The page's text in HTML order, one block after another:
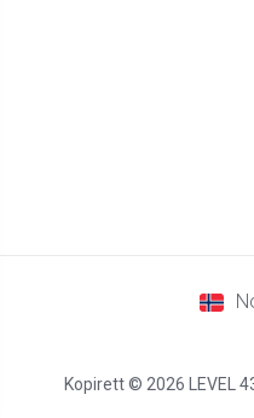
Kopirett © 2026 LEVEL